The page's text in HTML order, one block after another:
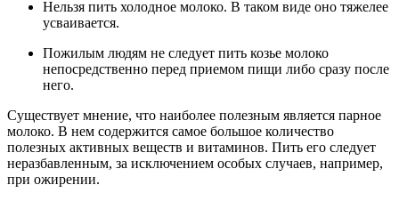
Нельзя пить холодное молоко. В таком виде оно тяжелее
усваивается.
Пожилым людям не следует пить козье молоко
непосредственно перед приемом пищи либо сразу после
него.
Существует мнение, что наиболее полезным является парное
молоко. В нем содержится самое большое количество
полезных активных веществ и витаминов. Пить его следует
неразбавленным, за исключением особых случаев, например,
при ожирении.